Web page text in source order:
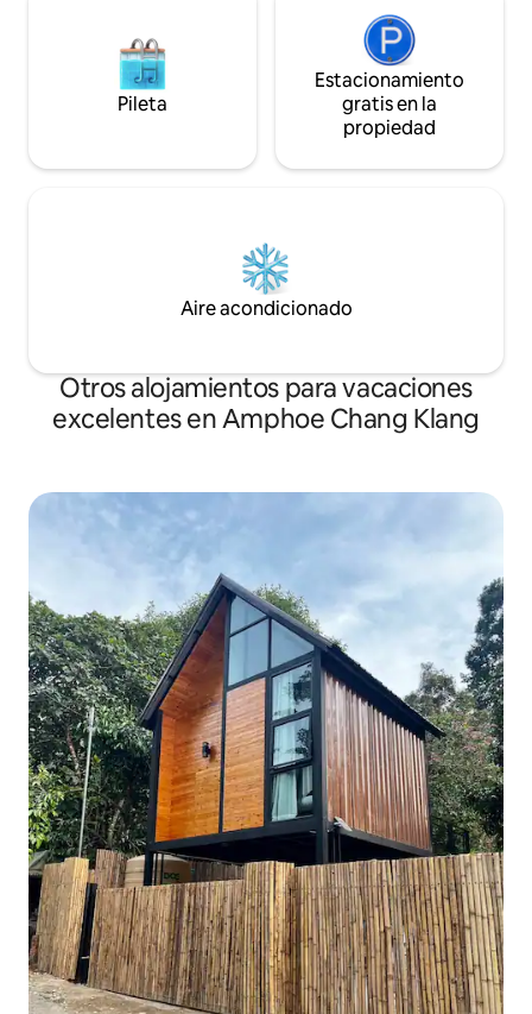
Pileta
Estacionamiento
gratis en la
propiedad
Aire acondicionado
Otros alojamientos para vacaciones
excelentes en Amphoe Chang Klang